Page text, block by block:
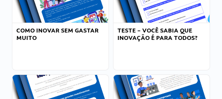
COMO INOVAR SEM GASTAR
MUITO
TESTE – VOCÊ SABIA QUE
INOVAÇÃO É PARA TODOS?